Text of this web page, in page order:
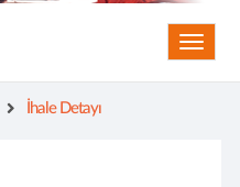
İhale Detayı